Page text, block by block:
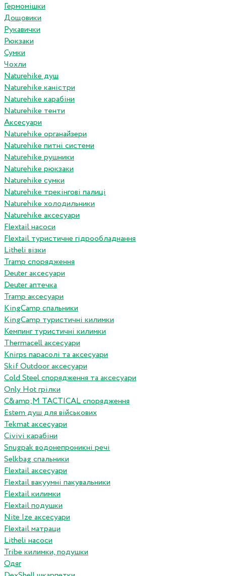
Гермомішки
Дощовики
Рукавички
Рюкзаки
Сумки
Чохли
Naturehike душ
Naturehike каністри
Naturehike карабіни
Naturehike тенти
Аксесуари
Naturehike органайзери
Naturehike питні системи
Naturehike рушники
Naturehike рюкзаки
Naturehike сумки
Naturehike трекінгові палиці
Naturehike холодильники
Naturehike аксесуари
Flextail насоси
Flextail туристичне гідрообладнання
Litheli візки
Tramp спорядження
Deuter аксесуари
Deuter аптечка
Tramp аксесуари
KingCamp спальники
KingCamp туристичні килимки
Кемпинг туристичні килимки
Thermacell аксесуари
Knirps парасолі та аксесуари
Skif Outdoor аксесуари
Cold Steel спорядження та аксесуари
Only Hot грілки
C&amp;M TACTICAL спорядження
Estem душ для військових
Tekmat аксесуари
Сivivi карабіни
Snugpak водонепроникні речі
Selkbag спальники
Flextail аксесуари
Flextail вакуумні пакувальники
Flextail килимки
Flextail подушки
Nite Ize аксесуари
Flextail матраци
Litheli насоси
Tribe килимки, подушки
Одяг